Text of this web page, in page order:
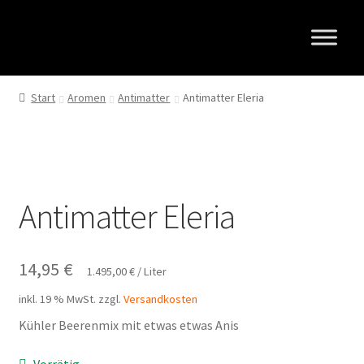
Start Aromen Antimatter Antimatter Eleria
Antimatter Eleria
14,95 € 1.495,00€ /Liter
inkl. 19 % MwSt. zzgl. Versandkosten
Kühler Beerenmix mit etwas etwas Anis